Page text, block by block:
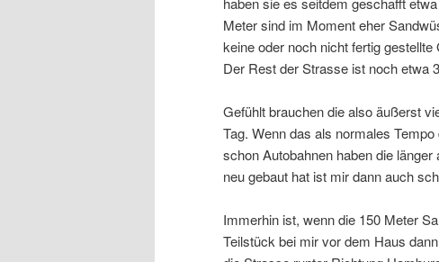
Meter sind im Moment eher
keine oder noch nicht fertig gestellte
Der Rest der Strasse ist noch etwa
Gefühlt brauchen die also äußerst
Tag. Wenn das als normales
schon Autobahnen haben die
neu gebaut hat ist mir dann auch
Immerhin ist, wenn die 150 Meter
Teilstück bei mir vor dem Haus